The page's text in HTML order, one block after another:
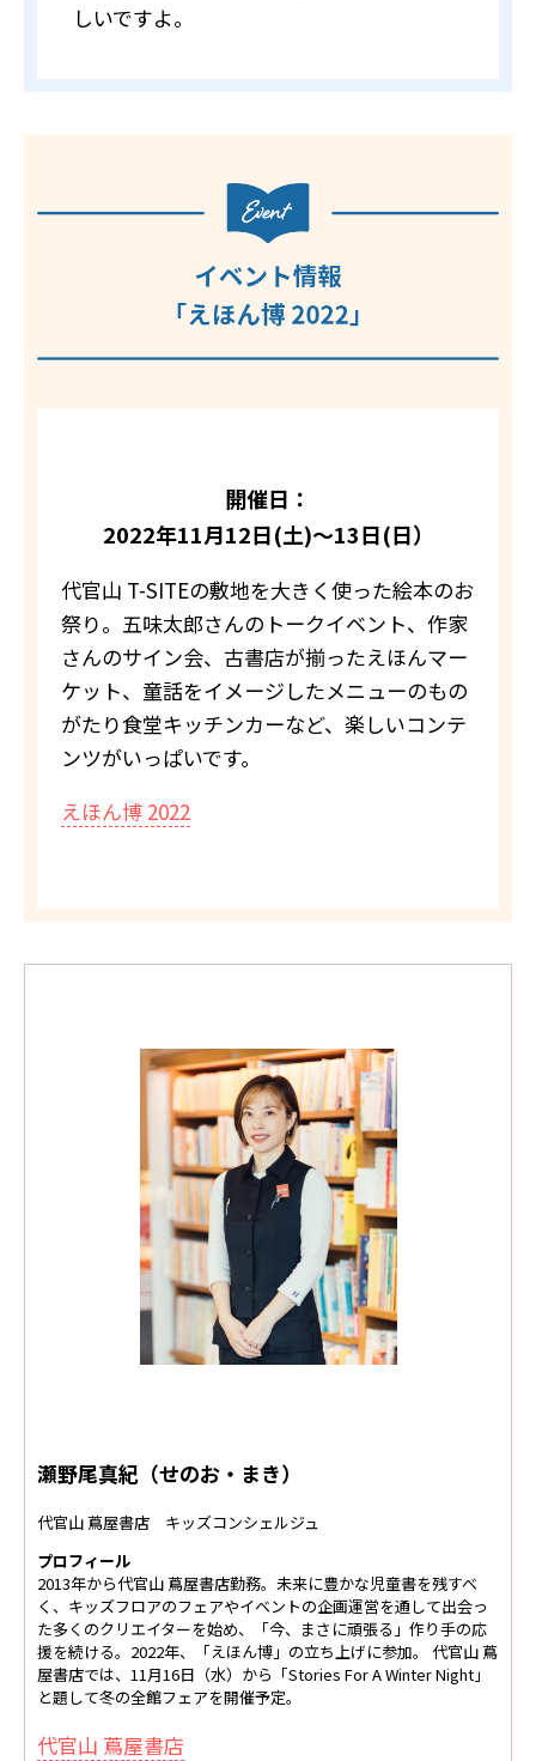
しいですよ。
開催日：
2022年11月12日(土)～13日(日）
代官山 T-SITEの敷地を大きく使った絵本のお
祭り。五味太郎さんのトークイベント、作家
さんのサイン会、古書店が揃ったえほんマー
ケット、童話をイメージしたメニューのもの
がたり食堂キッチンカーなど、楽しいコンテ
ンツがいっぱいです。
えほん博 2022
瀬野尾真紀（せのお・まき）
代官山 蔦屋書店 キッズコンシェルジュ
プロフィール
2013年から代官山 蔦屋書店勤務。未来に豊かな児童書を残すべ
く、キッズフロアのフェアやイベントの企画運営を通して出会っ
た多くのクリエイターを始め、「今、まさに頑張る」作り手の応
援を続ける。2022年、「えほん博」の立ち上げに参加。 代官山 蔦
屋書店では、11月16日（水）から「Stories For A Winter Night」
と題して冬の全館フェアを開催予定。
代官山 蔦屋書店